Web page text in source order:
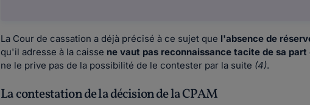
La Cour de cassation a déjà précisé à ce sujet que l'absence de
qu'il adresse à la caisse ne vaut pas reconnaissance tacite de sa
ne le prive pas de la possibilité de le contester par la suite (4).
La contestation de la décision de la CPAM